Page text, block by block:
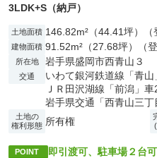
3LDK+S（納戸）
土地面積 146.82m²（44.41坪）（
建物面積 91.52m²（27.68坪）（登
所在地 岩手県盛岡市西青山３
交通
いわて銀河鉄道線「青
ＪＲ田沢湖線「前潟」
岩手県交通「西青山三
土地の
権利形態 所有権
POINT 即引渡可、駐車場２台可